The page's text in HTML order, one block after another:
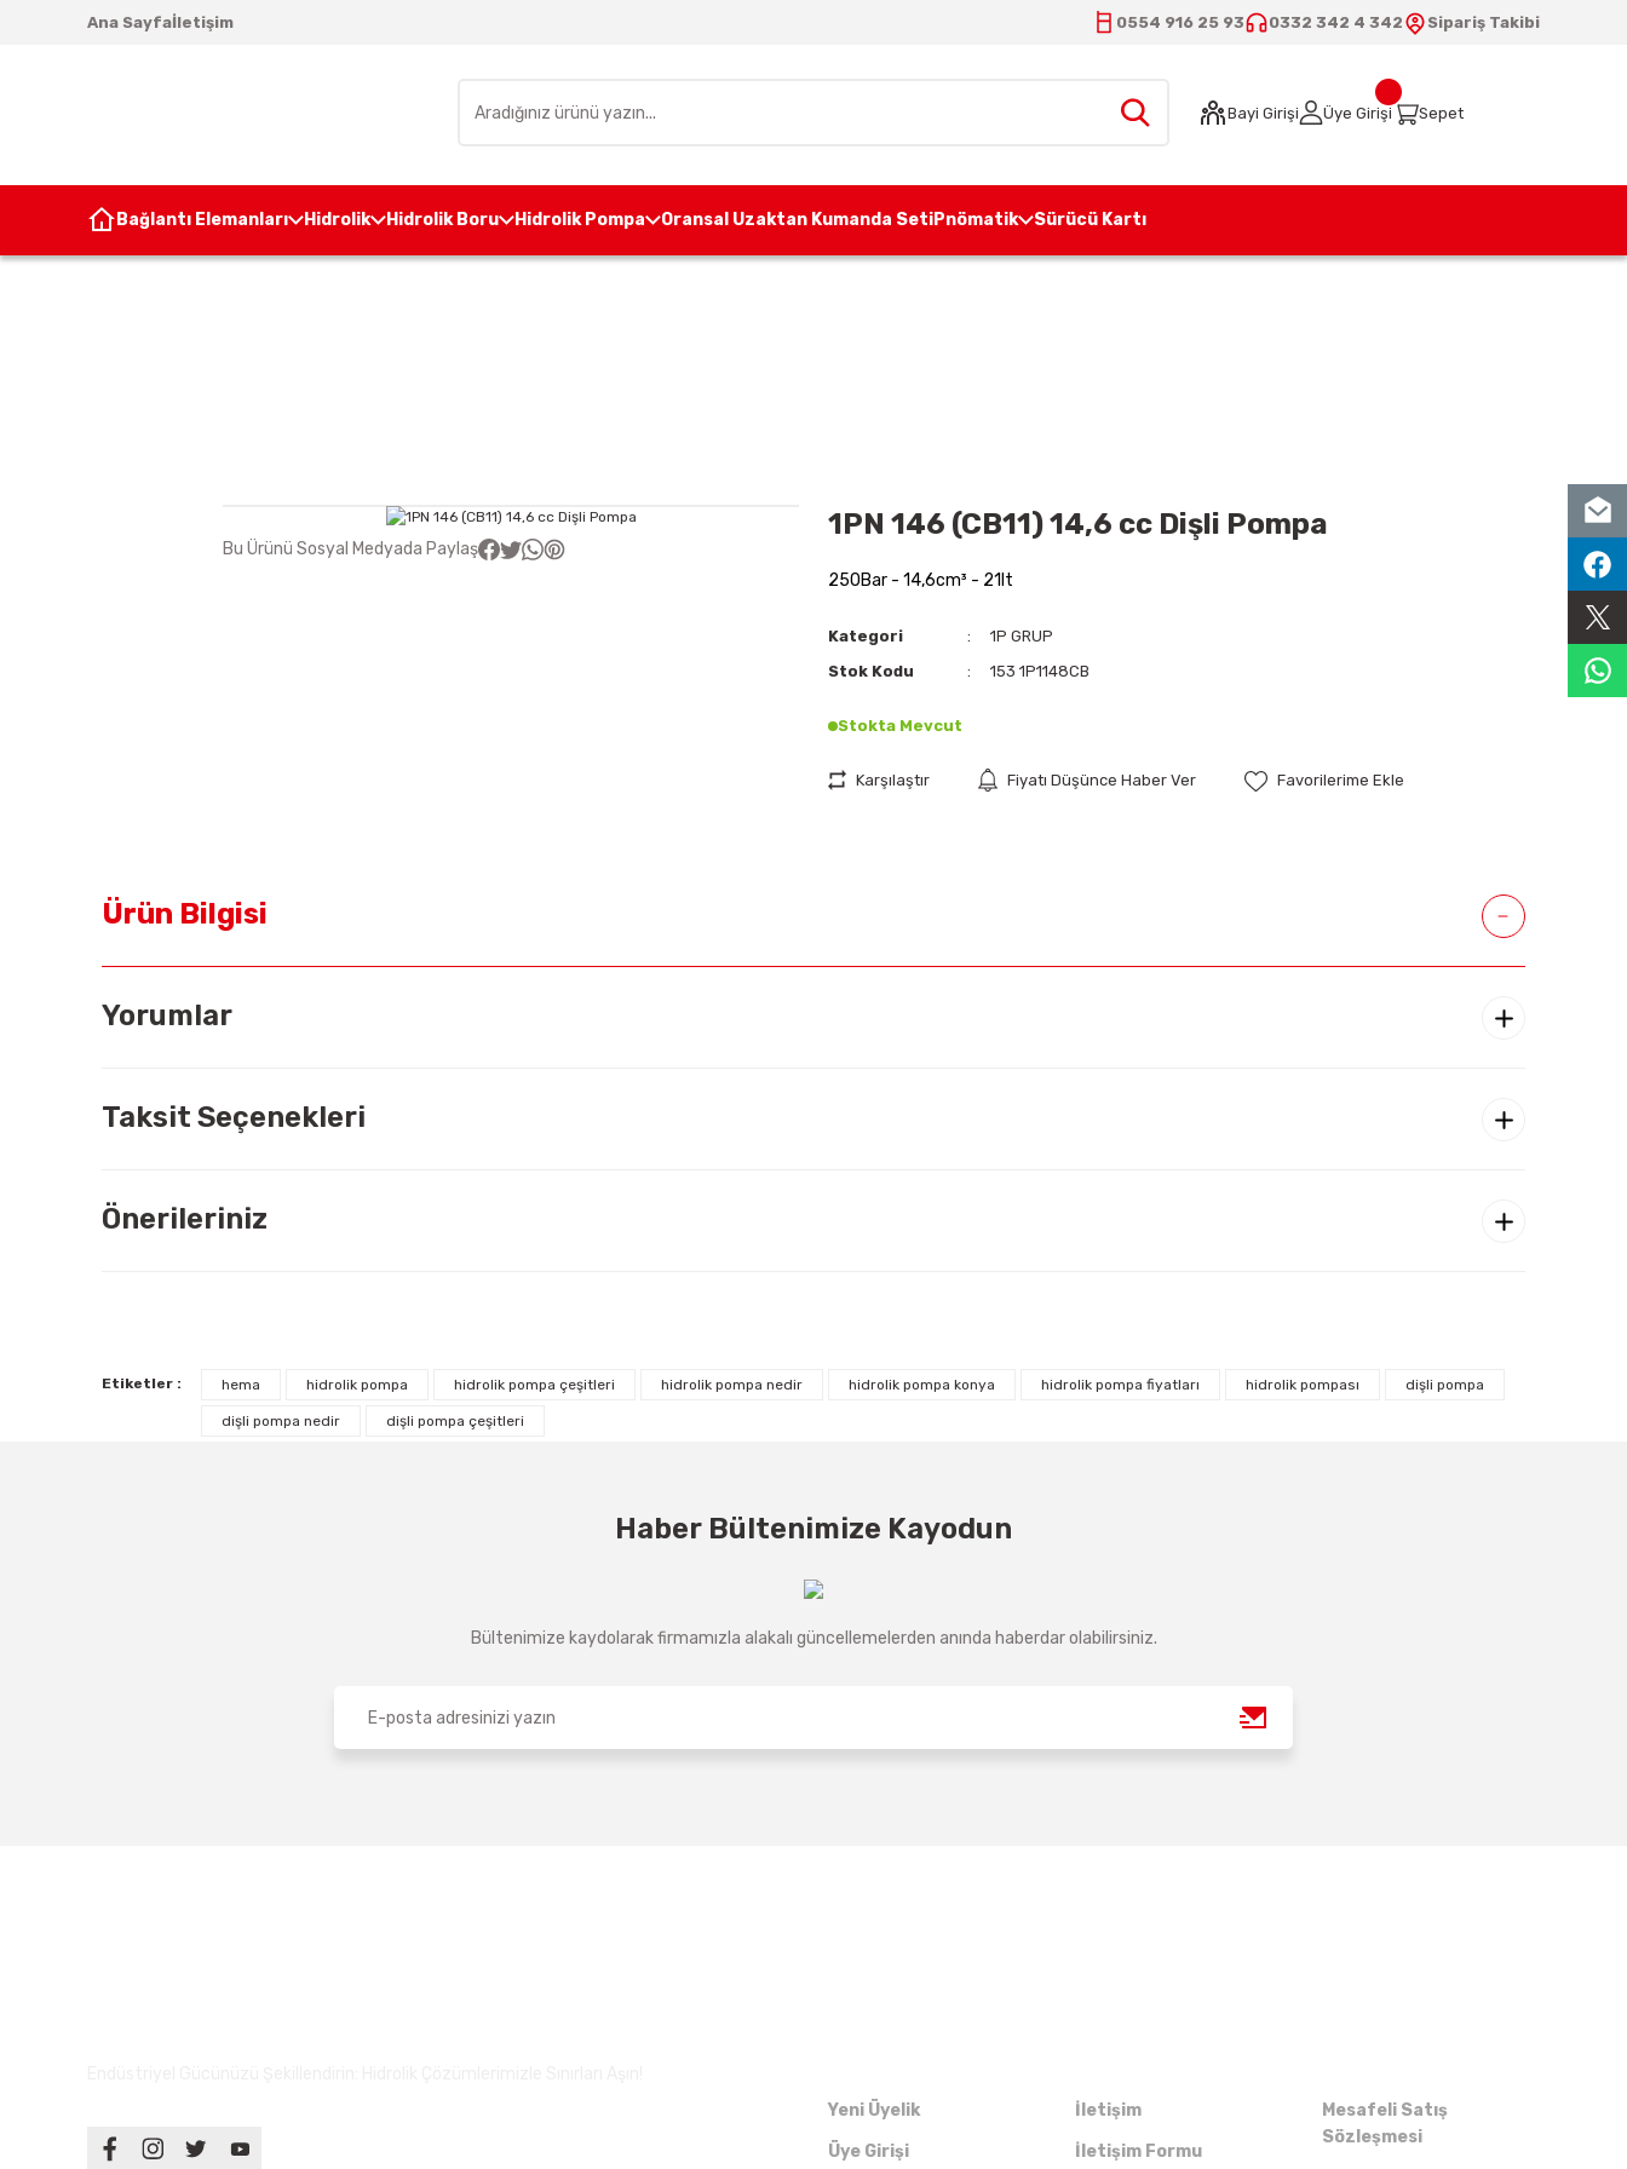
Ana Sayfaİletişim 0554 916 25 93 0332 342 4 342 Sipariş Takibi
Bayi Girişi Üye Girişi Sepet
Bağlantı Elemanları Hidrolik Hidrolik Boru Hidrolik Pompa Oransal Uzaktan Kumanda SetiPnömatik Sürücü Kartı
Bu Ürünü Sosyal Medyada Paylaş
1PN 146 (CB11) 14,6 cc Dişli Pompa
250Bar - 14,6cm³ - 21lt
Kategori
1P GRUP
Stok Kodu
153 1P1148CB
Stokta Mevcut
Karşılaştır Fiyatı Düşünce Haber Ver
Ürün Bilgisi
Yorumlar
Taksit Seçenekleri
Önerileriniz
Etiketler : hema hidrolik pompa hidrolik pompa çeşitleri hidrolik pompa nedir hidrolik pompa konya hidrolik pompa fiyatları hidrolik pompası dişli pompa
dişli pompa nedir dişli pompa çeşitleri
Haber Bültenimize Kayodun
Bültenimize kaydolarak firmamızla alakalı güncellemelerden anında haberdar olabilirsiniz.
Yeni Üyelik
Üye Girişi
İletişim
İletişim Formu
Mesafeli Satış
Sözleşmesi